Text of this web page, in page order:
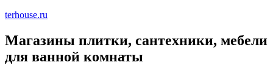
terhouse.ru
Магазины плитки, сантехники, мебели
для ванной комнаты